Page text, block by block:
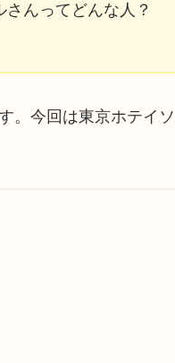
さんってどんな人？
。今回は東京ホテイ